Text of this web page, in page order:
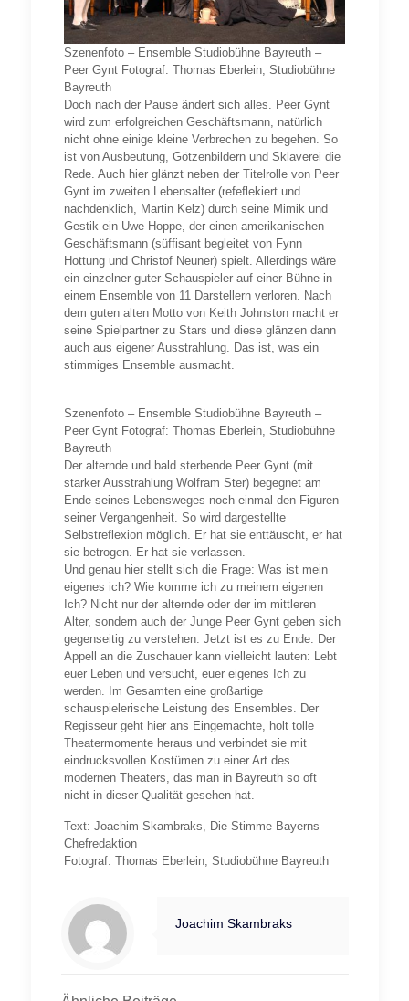
Szenenfoto – Ensemble Studiobühne Bayreuth –
Peer Gynt Fotograf: Thomas Eberlein, Studiobühne
Bayreuth
Doch nach der Pause ändert sich alles. Peer Gynt
wird zum erfolgreichen Geschäftsmann, natürlich
nicht ohne einige kleine Verbrechen zu begehen. So
ist von Ausbeutung, Götzenbildern und Sklaverei die
Rede. Auch hier glänzt neben der Titelrolle von Peer
Gynt im zweiten Lebensalter (refeflekiert und
nachdenklich, Martin Kelz) durch seine Mimik und
Gestik ein Uwe Hoppe, der einen amerikanischen
Geschäftsmann (süffisant begleitet von Fynn
Hottung und Christof Neuner) spielt. Allerdings wäre
ein einzelner guter Schauspieler auf einer Bühne in
einem Ensemble von 11 Darstellern verloren. Nach
dem guten alten Motto von Keith Johnston macht er
seine Spielpartner zu Stars und diese glänzen dann
auch aus eigener Ausstrahlung. Das ist, was ein
stimmiges Ensemble ausmacht.
Szenenfoto – Ensemble Studiobühne Bayreuth –
Peer Gynt Fotograf: Thomas Eberlein, Studiobühne
Bayreuth
Der alternde und bald sterbende Peer Gynt (mit
starker Ausstrahlung Wolfram Ster) begegnet am
Ende seines Lebensweges noch einmal den Figuren
seiner Vergangenheit. So wird dargestellte
Selbstreflexion möglich. Er hat sie enttäuscht, er hat
sie betrogen. Er hat sie verlassen.
Und genau hier stellt sich die Frage: Was ist mein
eigenes ich? Wie komme ich zu meinem eigenen
Ich? Nicht nur der alternde oder der im mittleren
Alter, sondern auch der Junge Peer Gynt geben sich
gegenseitig zu verstehen: Jetzt ist es zu Ende. Der
Appell an die Zuschauer kann vielleicht lauten: Lebt
euer Leben und versucht, euer eigenes Ich zu
werden. Im Gesamten eine großartige
schauspielerische Leistung des Ensembles. Der
Regisseur geht hier ans Eingemachte, holt tolle
Theatermomente heraus und verbindet sie mit
eindrucksvollen Kostümen zu einer Art des
modernen Theaters, das man in Bayreuth so oft
nicht in dieser Qualität gesehen hat.
Text: Joachim Skambraks, Die Stimme Bayerns –
Chefredaktion
Fotograf: Thomas Eberlein, Studiobühne Bayreuth
Joachim Skambraks